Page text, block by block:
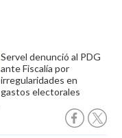
Servel denunció al PDG
ante Fiscalía por
irregularidades en
gastos electorales